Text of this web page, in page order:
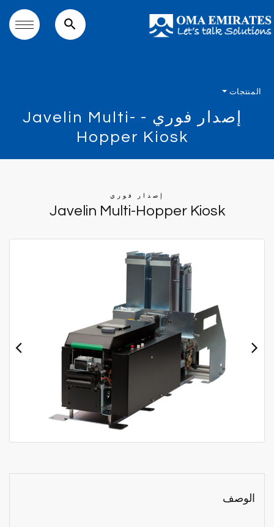
search
المنتجات
إصدار فوري - Javelin Multi-
Hopper Kiosk
إصدار فوري
Javelin Multi-Hopper Kiosk
الوصف